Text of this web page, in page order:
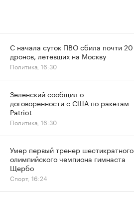
С начала суток ПВО сбила почти 20
дронов, летевших на Москву
Политика, 16:30
Зеленский сообщил о
договоренности с США по ракетам
Patriot
Политика, 16:30
Умер первый тренер шестикратного
олимпийского чемпиона гимнаста
Щербо
Спорт, 16:24